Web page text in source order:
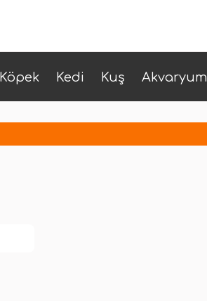
Köpek Kedi Kuş Akvaryum